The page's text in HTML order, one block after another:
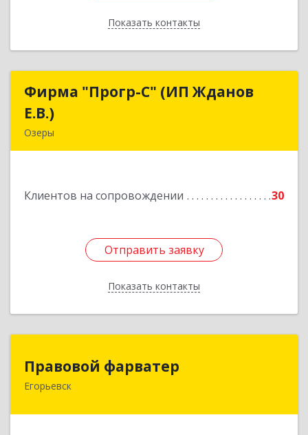
Показать контакты
Назад
Фирма "Прогр-С" (ИП Жданов
Е.В.)
Озеры
Клиентов на сопровождении 30
Отправить заявку
Показать контакты
Фирма "Прогр-С" (ИП Жданов
Подробнее
Отправить заявку
Назад
Правовой фарватер
Егорьевск